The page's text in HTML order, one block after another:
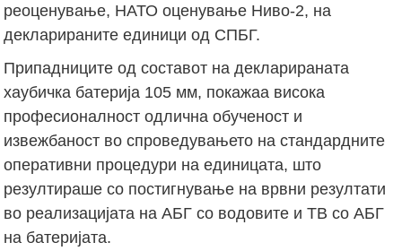
реоценување, НАТО оценување Ниво-2, на
декларираните единици од СПБГ.
Припадниците од составот на декларираната
хаубичка батерија 105 мм, покажаа висока
професионалност одлична обученост и
извежбаност во спроведувањето на стандардните
оперативни процедури на единицата, што
резултираше со постигнување на врвни резултати
во реализацијата на АБГ со водовите и ТВ со АБГ
на батеријата.